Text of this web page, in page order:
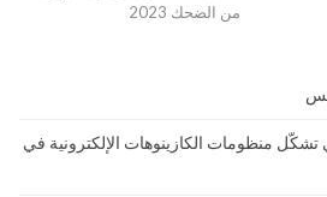
من الضحك 2023
تشكّل منظومات الكازينوهات الإلكترونية في